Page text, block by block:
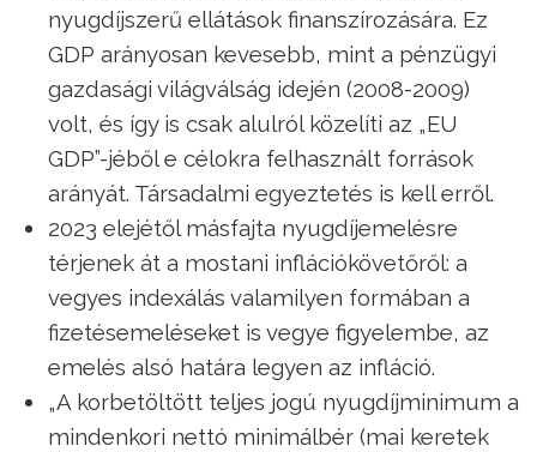
nyugdíjszerű ellátások finanszírozására. Ez
GDP arányosan kevesebb, mint a pénzügyi
gazdasági világválság idején (2008-2009)
volt, és így is csak alulról közelíti az „EU
GDP”-jéből e célokra felhasznált források
arányát. Társadalmi egyeztetés is kell erről.
2023 elejétől másfajta nyugdíjemelésre
térjenek át a mostani inflációkövetőről: a
vegyes indexálás valamilyen formában a
fizetésemeléseket is vegye figyelembe, az
emelés alsó határa legyen az infláció.
„A korbetöltött teljes jogú nyugdíjminimum a
mindenkori nettó minimálbér (mai keretek